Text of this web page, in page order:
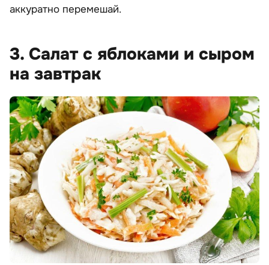
аккуратно перемешай.
3. Салат с яблоками и сыром
на завтрак